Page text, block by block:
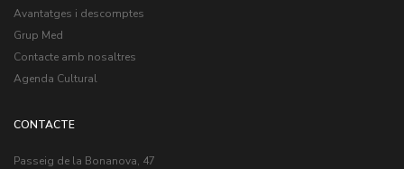
Avantatges i descomptes
Grup Med
Contacte amb nosaltres
Agenda Cultural
CONTACTE
Passeig de la Bonanova, 47